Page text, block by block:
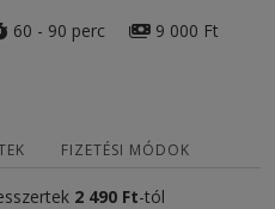
60 - 90 perc 9 000 Ft
FIZETÉSI MÓDOK
2 490 Ft-tól